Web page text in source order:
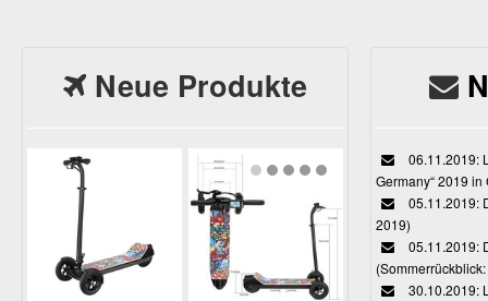
Neue Produkte
06.11.2019:
Germany“ 2019
05.11.2019:
2019)
05.11.2019:
30.10.2019: